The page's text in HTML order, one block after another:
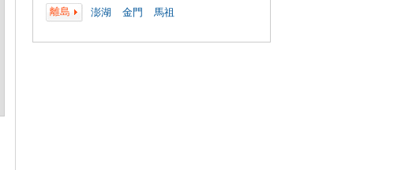
離島
澎湖 金門 馬祖